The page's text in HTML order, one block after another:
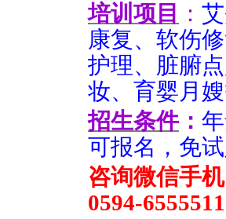
培训项目
：
康复、软伤
护理、脏腑
妆、育婴月
招生条件：
可报名，免
咨询微信手
0594-6555511